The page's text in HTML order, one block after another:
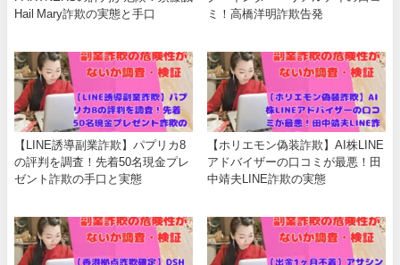
Hail Mary詐欺の実態と手口
ミ！高橋洋明詐欺告発
【LINE誘導副業詐欺】パプリカ8
の評判を調査！先着50名現金プレ
ゼント詐欺の手口と実態
【ホリエモン偽装詐欺】AI株LINE
アドバイザーの口コミが最悪！田
中靖夫LINE詐欺の実態